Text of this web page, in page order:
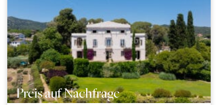
Preis auf Nachfrage